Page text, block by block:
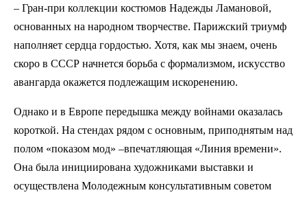
– Гран-при коллекции костюмов Надежды Ламановой,
основанных на народном творчестве. Парижский триумф
наполняет сердца гордостью. Хотя, как мы знаем, очень
скоро в СССР начнется борьба с формализмом, искусство
авангарда окажется подлежащим искоренению.
Однако и в Европе передышка между войнами оказалась
короткой. На стендах рядом с основным, приподнятым над
полом «показом мод» –впечатляющая «Линия времени».
Она была инициирована художниками выставки и
осуществлена Молодежным консультативным советом